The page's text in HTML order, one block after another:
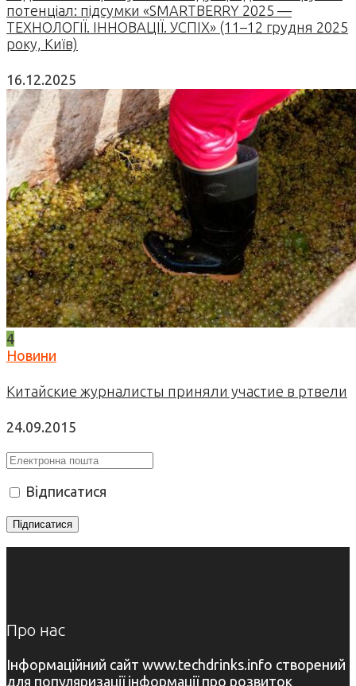
потенціал: підсумки «SMARTBERRY 2025 —
ТЕХНОЛОГІЇ. ІННОВАЦІЇ. УСПІХ» (11–12 грудня 2025
року, Київ)
16.12.2025
4
Новини
Китайские журналисты приняли участие в ртвели
24.09.2015
Відписатися
Про нас
Інформаційний сайт www.techdrinks.info створений
для популяризації інформації про розвиток